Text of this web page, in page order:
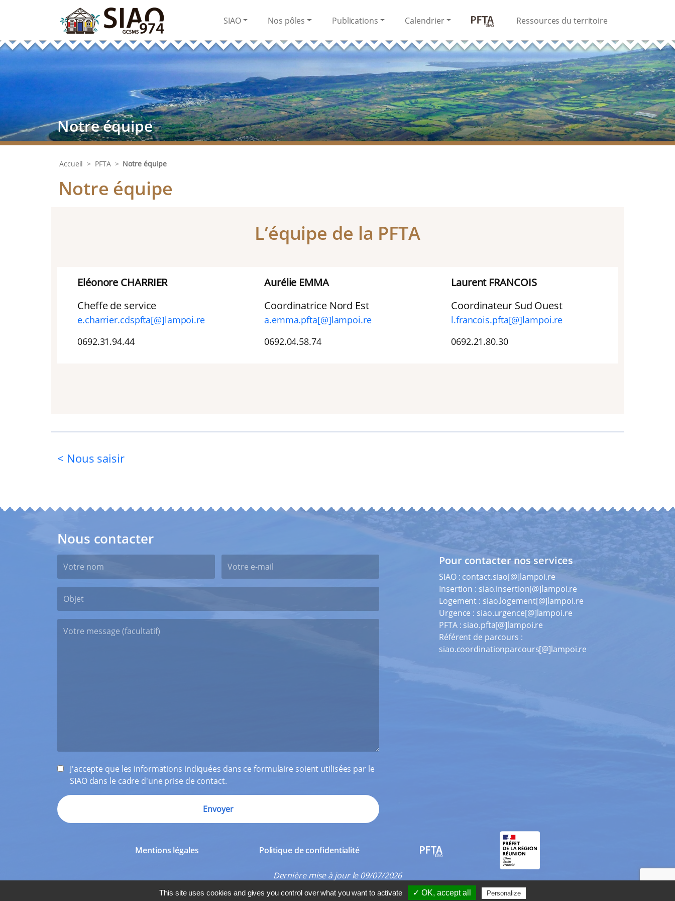
SIAO Nos pôles Publications Calendrier PFTA Ressources du territoire
Notre équipe
Accueil > PFTA > Notre équipe
Notre équipe
L’équipe de la PFTA
Eléonore CHARRIER
Cheffe de service
e.charrier.cdspfta[@]lampoi.re
0692.31.94.44
Aurélie EMMA
Coordinatrice Nord Est
a.emma.pfta[@]lampoi.re
0692.04.58.74
Laurent FRANCOIS
Coordinateur Sud Ouest
l.francois.pfta[@]lampoi.re
0692.21.80.30
< Nous saisir
Nous contacter
J'accepte que les informations indiquées dans ce formulaire soient utilisées par le
SIAO dans le cadre d'une prise de contact.
Pour contacter nos services
SIAO : contact.siao[@]lampoi.re
Insertion : siao.insertion[@]lampoi.re
Logement : siao.logement[@]lampoi.re
Urgence : siao.urgence[@]lampoi.re
PFTA : siao.pfta[@]lampoi.re
Référent de parcours :
siao.coordinationparcours[@]lampoi.re
Mentions légales Politique de confidentialité PFTA
Dernière mise à jour le 09/07/2026
This site uses cookies and gives you control over what you want to activate ✓ OK, accept all Personalize